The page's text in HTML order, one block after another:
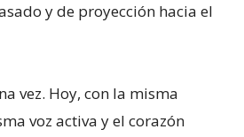
y de proyección hacia el
vez. Hoy, con la misma
voz activa y el corazón